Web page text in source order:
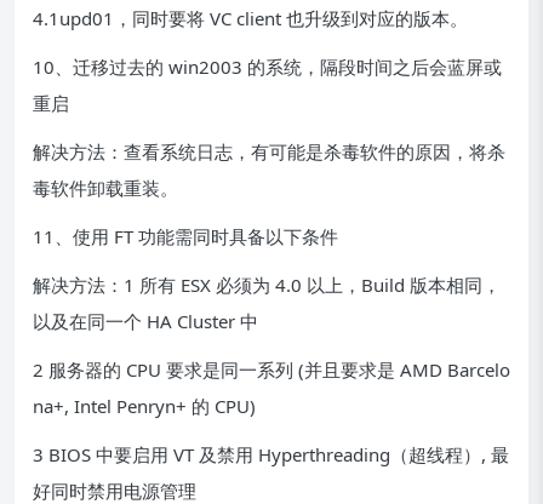
4.1upd01，同时要将 VC client 也升级到对应的版本。
10、迁移过去的 win2003 的系统，隔段时间之后会蓝屏或
重启
解决方法：查看系统日志，有可能是杀毒软件的原因，将杀
毒软件卸载重装。
11、使用 FT 功能需同时具备以下条件
解决方法：1 所有 ESX 必须为 4.0 以上，Build 版本相同，
以及在同一个 HA Cluster 中
2 服务器的 CPU 要求是同一系列 (并且要求是 AMD Barcelo
na+, Intel Penryn+ 的 CPU)
3 BIOS 中要启用 VT 及禁用 Hyperthreading（超线程）, 最
好同时禁用电源管理